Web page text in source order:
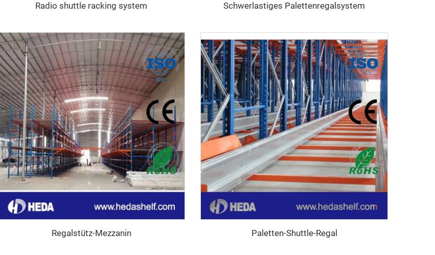
Radio shuttle racking system Schwerlastiges Palettenregalsystem
Regalstütz-Mezzanin Paletten-Shuttle-Regal